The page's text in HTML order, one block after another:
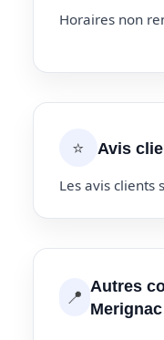
Horaires non
⭐ Avis
Les avis clients
📍 Autres
Merignac